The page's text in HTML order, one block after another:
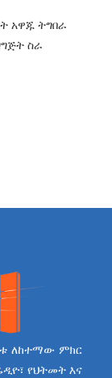
አዋጁ ትግበራ
ስራ
ለከተማው ምክር
የህትመት እና